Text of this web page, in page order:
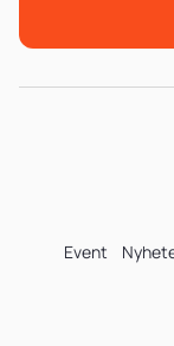
Event